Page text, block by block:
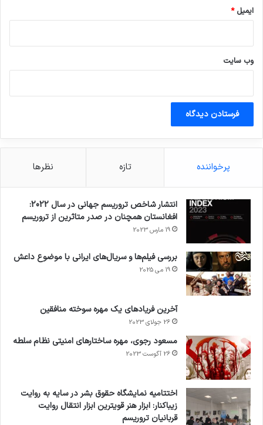
ایمیل*
وب‌ سایت
پرخواننده تازه نظرها
انتشار شاخص تروریسم جهانی در سال 2022:
افغانستان همچنان در صدر متاثرین از تروریسم
19 مارس 2023
بررسی فیلم‌ها و سریال‌های ایرانی با موضوع داعش
19 می 2025
آخرین فریادهای یک مهره سوخته منافقین
26 جولای 2023
مسعود رجوی، مهره ساختارهای امنیتی نظام سلطه
26 آگوست 2023
اختتامیه نمایشگاه حقوق بشر در سایه به روایت
زیباکنار: ابزار هنر قویترین ابزار انتقال روایت
قربانیان تروریسم